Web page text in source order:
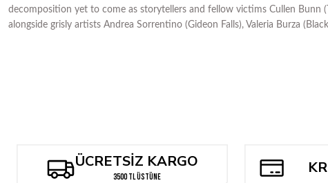
decomposition yet to come as storytellers and fellow victims Cullen Bunn
alongside grisly artists Andrea Sorrentino (Gideon Falls), Valeria Burza
ÜCRETSİZ KARGO
3500 TL ÜSTÜNE